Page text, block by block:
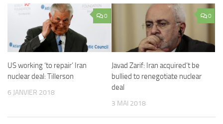
0
US working ‘to repair’ Iran
nuclear deal: Tillerson
6 JANVIER 2018
0
Javad Zarif: Iran acquired’t be
bullied to renegotiate nuclear
deal
3 MAI 2018